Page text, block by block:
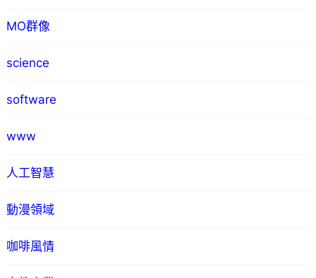
MO群像
science
software
www
人工智慧
動漫領域
咖啡風情